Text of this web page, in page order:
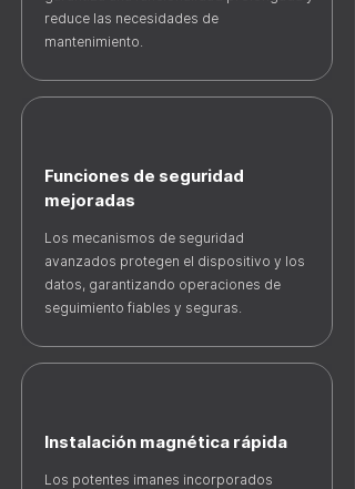
reduce las necesidades de
mantenimiento.
Funciones de seguridad
mejoradas
Los mecanismos de seguridad
avanzados protegen el dispositivo y los
datos, garantizando operaciones de
seguimiento fiables y seguras.
Instalación magnética rápida
Los potentes imanes incorporados